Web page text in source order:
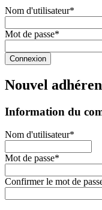
Nom d'utilisateur*
Mot de passe*
Nouvel
Information du
Nom d'utilisateur*
Mot de passe*
Confirmer le mot de